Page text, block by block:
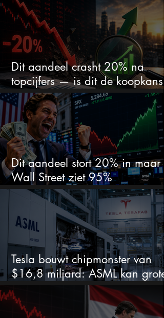
Dit aandeel crasht 20% na
topcijfers — is dit de koopkans
waar beleggers op wachtten?
Dit aandeel stort 20% in maar
Wall Street ziet 95%
koerspotentieel
Tesla bouwt chipmonster van
$16,8 miljard: ASML kan grote
winnaar worden